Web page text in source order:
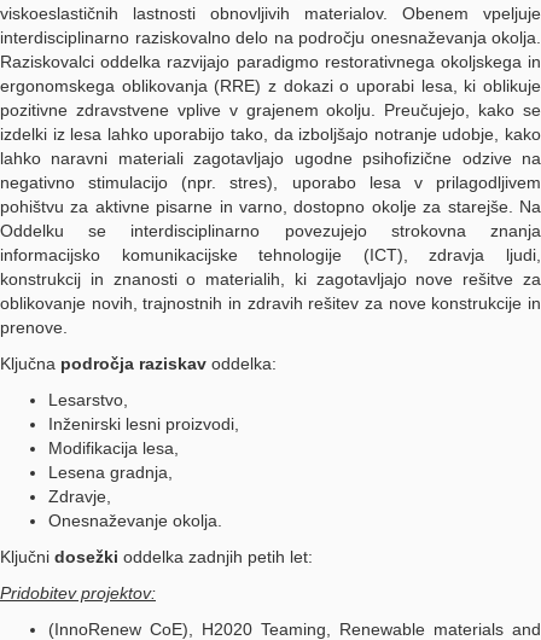
viskoeslastičnih lastnosti obnovljivih materialov. Obenem vpeljuje
interdisciplinarno raziskovalno delo na področju onesnaževanja okolja.
Raziskovalci oddelka razvijajo paradigmo restorativnega okoljskega in
ergonomskega oblikovanja (RRE) z dokazi o uporabi lesa, ki oblikuje
pozitivne zdravstvene vplive v grajenem okolju. Preučujejo, kako se
izdelki iz lesa lahko uporabijo tako, da izboljšajo notranje udobje, kako
lahko naravni materiali zagotavljajo ugodne psihofizične odzive na
negativno stimulacijo (npr. stres), uporabo lesa v prilagodljivem
pohištvu za aktivne pisarne in varno, dostopno okolje za starejše. Na
Oddelku se interdisciplinarno povezujejo strokovna znanja
informacijsko komunikacijske tehnologije (ICT), zdravja ljudi,
konstrukcij in znanosti o materialih, ki zagotavljajo nove rešitve za
oblikovanje novih, trajnostnih in zdravih rešitev za nove konstrukcije in
prenove.
Ključna področja raziskav oddelka:
Lesarstvo,
Inženirski lesni proizvodi,
Modifikacija lesa,
Lesena gradnja,
Zdravje,
Onesnaževanje okolja.
Ključni dosežki oddelka zadnjih petih let:
Pridobitev projektov:
(InnoRenew CoE), H2020 Teaming, Renewable materials and